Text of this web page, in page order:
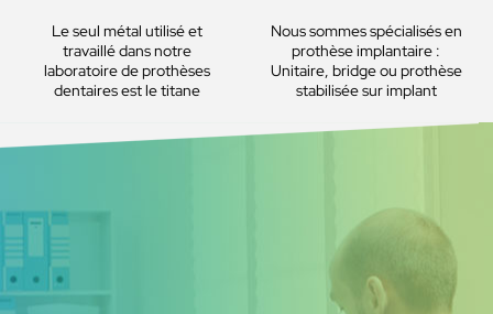
Le seul métal utilisé et
travaillé dans notre
laboratoire de prothèses
dentaires est le titane
Nous sommes spécialisés en
prothèse implantaire :
Unitaire, bridge ou prothèse
stabilisée sur implant